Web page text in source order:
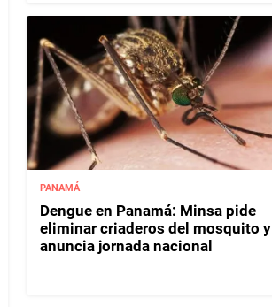
PANAMÁ
Dengue en Panamá: Minsa pide
eliminar criaderos del mosquito y
anuncia jornada nacional